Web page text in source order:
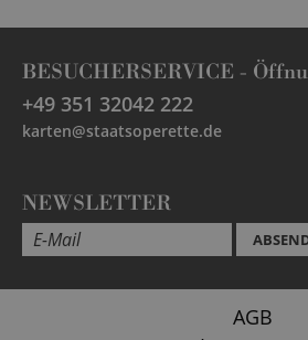
BESUCHERSERVICE -
+49 351 32042 222
karten@staatsoperette.de
NEWSLETTER
AGB